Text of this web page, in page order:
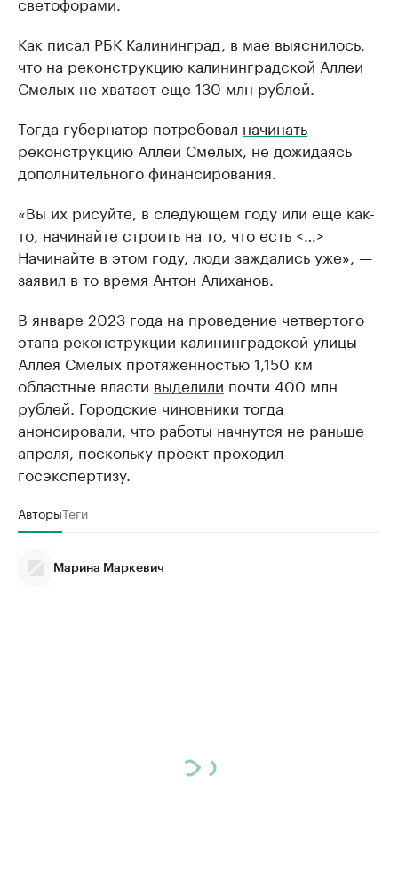
Как писал РБК Калининград, в мае выяснилось,
что на реконструкцию калининградской Аллеи
Смелых не хватает еще 130 млн рублей.
Тогда губернатор потребовал начинать
реконструкцию Аллеи Смелых, не дожидаясь
дополнительного финансирования.
«Вы их рисуйте, в следующем году или еще как-
то, начинайте строить на то, что есть <…>
Начинайте в этом году, люди заждались уже», —
заявил в то время Антон Алиханов.
В январе 2023 года на проведение четвертого
этапа реконструкции калининградской улицы
Аллея Смелых протяженностью 1,150 км
областные власти выделили почти 400 млн
рублей. Городские чиновники тогда
анонсировали, что работы начнутся не раньше
апреля, поскольку проект проходил
госэкспертизу.
АвторыТеги
Марина Маркевич